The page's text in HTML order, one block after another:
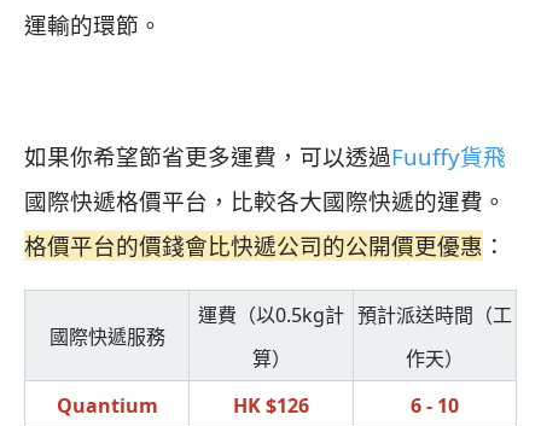
運輸的環節。
如果你希望節省更多運費，可以透過Fuuffy貨飛
國際快遞格價平台，比較各大國際快遞的運費。
格價平台的價錢會比快遞公司的公開價更優惠 ：
國際快遞服務
運費（以0.5kg計
算）
預計派送時間（工
作天）
Quantium
HK $126
6 - 10